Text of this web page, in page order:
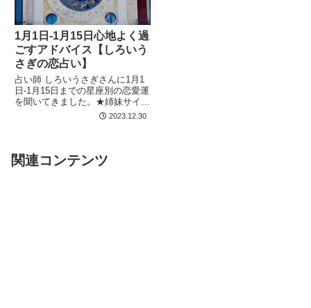
1月1日-1月15日心地よく過
ごすアドバイス【しろいう
さぎの恋占い】
占い師 しろいうさぎさんに1月1
日-1月15日までの星座別の恋愛運
を聞いてきました。★姉妹サイト
「tsukirei｜ツキレイ」に掲載さ
2023.12.30
関連コンテンツ